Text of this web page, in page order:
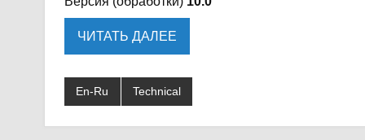
ЧИТАТЬ ДАЛЕЕ
En-Ru Technical